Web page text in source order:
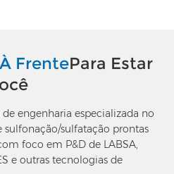
FrentePara Estar
engenharia especializada no
sulfatação prontas
foco em P&D de LABSA,
e outras tecnologias de